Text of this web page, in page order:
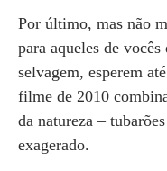
Por último, mas não
para aqueles de
selvagem, esperem
filme de 2010
da natureza –
exagerado.